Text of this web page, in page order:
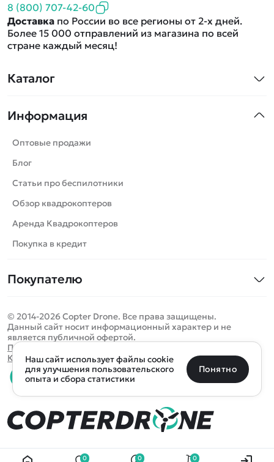
Каталог
Машинки
Танки
Вертолеты
Катера
Роботы
Самолеты
Сборные модели
Спецтехника
Игрушки
Запчасти для моделей
Бренды
Информация
Оптовые продажи
Блог
Статьи про беспилотники
Обзор квадрокоптеров
Аренда Квадрокоптеров
Покупка в кредит
Покупателю
Оплата и доставка
Помощь
Отследить заказ
Оплата на сайте
8 (800) 707-42-60
Доставка по России во все регионы от 2-х дней.
Более 15 000 отправлений из магазина по всей
стране каждый месяц!
© 2014-2026 Copter Drone. Все права защищены.
Данный сайт носит информационный характер и не
является публичной офертой.
Политика конфиденциальности
Карта сайта
0 товаров Очистить
0 ₽ В корзину
0 0 0
Определить местоположение
Санкт-Петербург Москва Майкоп Уфа
Все подборки
Ещё более 300 населённых пунктов
Наш сайт использует файлы cookie
для улучшения пользовательского
опыта и сбора статистики
Понятно